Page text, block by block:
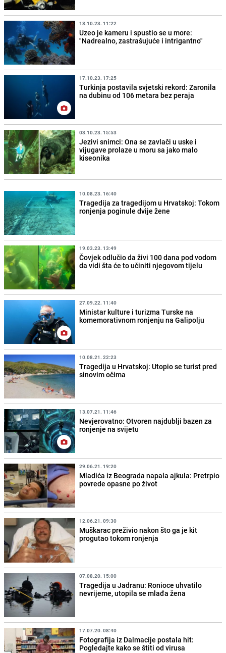
18.10.23. 11:22
Uzeo je kameru i spustio se u more:
"Nadrealno, zastrašujuće i intrigantno"
17.10.23. 17:25
Turkinja postavila svjetski rekord: Zaronila
na dubinu od 106 metara bez peraja
03.10.23. 15:53
Jezivi snimci: Ona se zavlači u uske i
vijugave prolaze u moru sa jako malo
kiseonika
10.08.23. 16:40
Tragedija za tragedijom u Hrvatskoj: Tokom
ronjenja poginule dvije žene
19.03.23. 13:49
Čovjek odlučio da živi 100 dana pod vodom
da vidi šta će to učiniti njegovom tijelu
27.09.22. 11:40
Ministar kulture i turizma Turske na
komemorativnom ronjenju na Galipolju
10.08.21. 22:23
Tragedija u Hrvatskoj: Utopio se turist pred
sinovim očima
13.07.21. 11:46
Nevjerovatno: Otvoren najdublji bazen za
ronjenje na svijetu
29.06.21. 19:20
Mladića iz Beograda napala ajkula: Pretrpio
povrede opasne po život
12.06.21. 09:30
Muškarac preživio nakon što ga je kit
progutao tokom ronjenja
07.08.20. 15:00
Tragedija u Jadranu: Ronioce uhvatilo
nevrijeme, utopila se mlađa žena
17.07.20. 08:40
Fotografija iz Dalmacije postala hit:
Pogledajte kako se štiti od virusa